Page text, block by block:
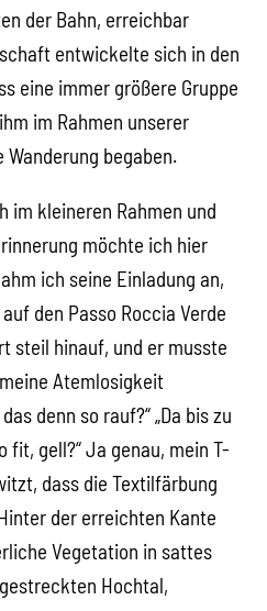
der Bahn, erreichbar
entwickelte sich in den
eine immer größere Gruppe
im Rahmen unserer
begaben.
im kleineren Rahmen und
möchte ich hier
ich seine Einladung an,
den Passo Roccia Verde
steil hinauf, und er musste
Atemlosigkeit
denn so rauf?“ „Da bis zu
fit, gell?“ Ja genau, mein T-
dass die Textilfärbung
der erreichten Kante
Vegetation in sattes
Hochtal,